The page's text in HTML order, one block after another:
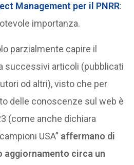
Management per il PNRR:
importanza.
parzialmente capire il
successivi articoli (pubblicati
od altri), visto che per
delle conoscenze sul web è
(come anche dichiara
USA” affermano di
aggiornamento circa un